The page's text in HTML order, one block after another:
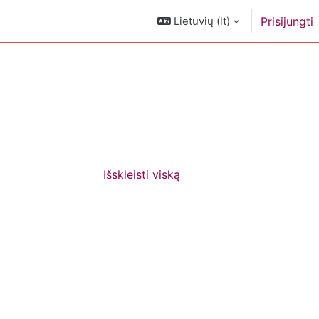
Lietuvių ‎(lt)‎ Prisijungti
Išskleisti viską